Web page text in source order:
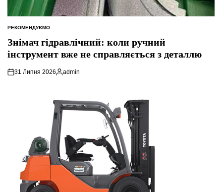
ОПУБЛІКУВАТИ
РЕКОМЕНДУЄМО
Знімач гідравлічний: коли ручний
інструмент вже не справляється з деталлю
31 Липня 2026
Опубліковано
admin